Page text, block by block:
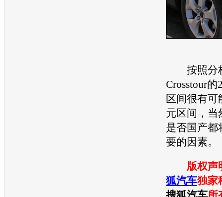
按照分
Crosstour的
区间很有可
元区间，当
是否国产都
要的因素。
版权声
狐汽车独家